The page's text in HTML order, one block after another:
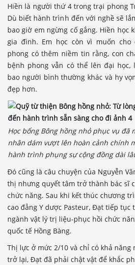
Hiền là người thứ 4 trong trại phong
Dù biết hành trình đến với nghề sẽ
bao giờ em ngừng cố gắng. Hiền học
gia đình. Em học còn vì muốn
phong có thêm niềm tin rằng, con
bệnh phong vẫn có thể lên đại học,
bao người bình thường khác và hy
đẹp hơn.
Học bổng Bông hồng nhỏ phục vụ đã
nhân dám vượt lên hoàn cảnh chính
hành trình phụng sự cộng đồng dài
Đó cũng là câu chuyện của Nguyễn
thị nhưng quyết tâm trở thành bác sĩ
chức năng. Sau khi kết thúc chương
cao đẳng Y dược Pasteur, Đạt tiếp tục
ngành vật lý trị liệu-phục hồi chức
quốc tế Hồng Bàng.
Thị lực ở mức 2/10 và chỉ có khả năng
trở lại, Đạt đã phải chật vật để khắc